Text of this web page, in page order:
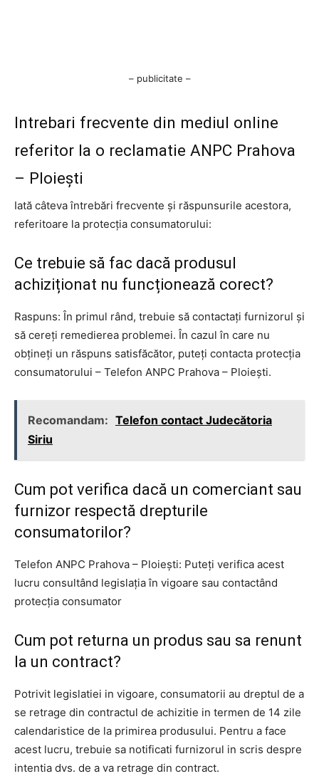
– publicitate –
Intrebari frecvente din mediul online
referitor la o reclamatie ANPC Prahova
– Ploiești
Iată câteva întrebări frecvente și răspunsurile acestora,
referitoare la protecția consumatorului:
Ce trebuie să fac dacă produsul
achiziționat nu funcționează corect?
Raspuns: În primul rând, trebuie să contactați furnizorul și
să cereți remedierea problemei. În cazul în care nu
obțineți un răspuns satisfăcător, puteți contacta protecția
consumatorului – Telefon ANPC Prahova – Ploiești.
Recomandam: Telefon contact Judecătoria
Siriu
Cum pot verifica dacă un comerciant sau
furnizor respectă drepturile
consumatorilor?
Telefon ANPC Prahova – Ploiești: Puteți verifica acest
lucru consultând legislația în vigoare sau contactând
protecția consumator
Cum pot returna un produs sau sa renunt
la un contract?
Potrivit legislatiei in vigoare, consumatorii au dreptul de a
se retrage din contractul de achizitie in termen de 14 zile
calendaristice de la primirea produsului. Pentru a face
acest lucru, trebuie sa notificati furnizorul in scris despre
intentia dvs. de a va retrage din contract.